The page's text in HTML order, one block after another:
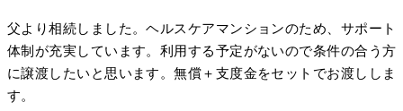
父より相続しました。ヘルスケアマンションのため、サポート
体制が充実しています。利用する予定がないので条件の合う方
に譲渡したいと思います。無償＋支度金をセットでお渡ししま
す。